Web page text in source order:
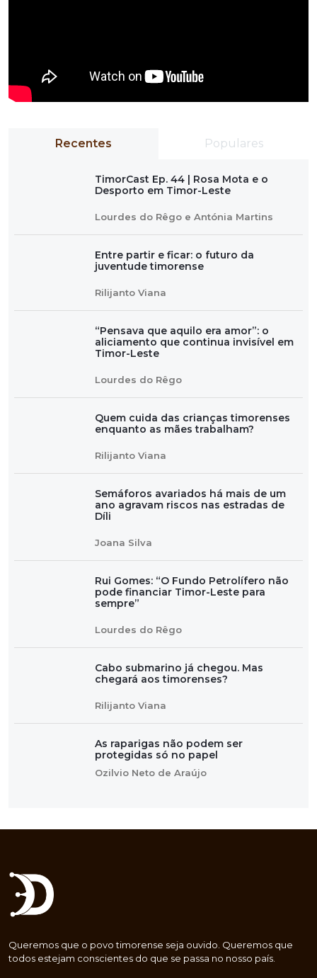
Recentes Populares
TimorCast Ep. 44 | Rosa Mota e o
Desporto em Timor-Leste
Lourdes do Rêgo e Antónia Martins
Entre partir e ficar: o futuro da
juventude timorense
Rilijanto Viana
“Pensava que aquilo era amor”: o
aliciamento que continua invisível em
Timor-Leste
Lourdes do Rêgo
Quem cuida das crianças timorenses
enquanto as mães trabalham?
Rilijanto Viana
Semáforos avariados há mais de um
ano agravam riscos nas estradas de
Díli
Joana Silva
Rui Gomes: “O Fundo Petrolífero não
pode financiar Timor-Leste para
sempre”
Lourdes do Rêgo
Cabo submarino já chegou. Mas
chegará aos timorenses?
Rilijanto Viana
As raparigas não podem ser
protegidas só no papel
Ozilvio Neto de Araújo
Queremos que o povo timorense seja ouvido. Queremos que
todos estejam conscientes do que se passa no nosso país.